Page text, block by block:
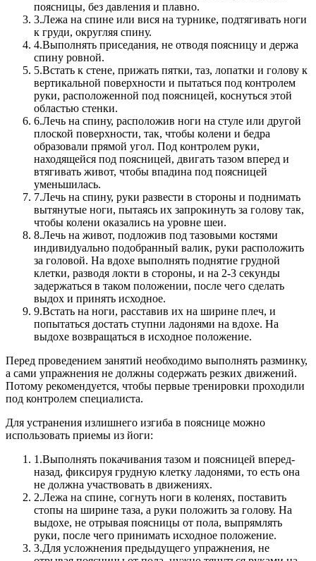
поясницы, без давления и плавно.
3.Лежа на спине или вися на турнике, подтягивать ноги
к груди, округляя спину.
4.Выполнять приседания, не отводя поясницу и держа
спину ровной.
5.Встать к стене, прижать пятки, таз, лопатки и голову к
вертикальной поверхности и пытаться под контролем
руки, расположенной под поясницей, коснуться этой
областью стенки.
6.Лечь на спину, расположив ноги на стуле или другой
плоской поверхности, так, чтобы колени и бедра
образовали прямой угол. Под контролем руки,
находящейся под поясницей, двигать тазом вперед и
втягивать живот, чтобы впадина под поясницей
уменьшилась.
7.Лечь на спину, руки развести в стороны и поднимать
вытянутые ноги, пытаясь их запрокинуть за голову так,
чтобы колени оказались на уровне шеи.
8.Лечь на живот, подложив под тазовыми костями
индивидуально подобранный валик, руки расположить
за головой. На вдохе выполнять поднятие грудной
клетки, разводя локти в стороны, и на 2-3 секунды
задержаться в таком положении, после чего сделать
выдох и принять исходное.
9.Встать на ноги, расставив их на ширине плеч, и
попытаться достать ступни ладонями на вдохе. На
выдохе возвращаться в исходное положение.
Перед проведением занятий необходимо выполнять разминку,
а сами упражнения не должны содержать резких движений.
Потому рекомендуется, чтобы первые тренировки проходили
под контролем специалиста.
Для устранения излишнего изгиба в пояснице можно
использовать приемы из йоги:
1.Выполнять покачивания тазом и поясницей вперед-
назад, фиксируя грудную клетку ладонями, то есть она
не должна участвовать в движениях.
2.Лежа на спине, согнуть ноги в коленях, поставить
стопы на ширине таза, а руки положить за голову. На
выдохе, не отрывая поясницы от пола, выпрямлять
руки, после чего принимать исходное положение.
3.Для усложнения предыдущего упражнения, не